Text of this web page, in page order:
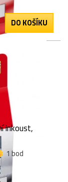
DO KOŠÍKU
inkoust,
1 bod